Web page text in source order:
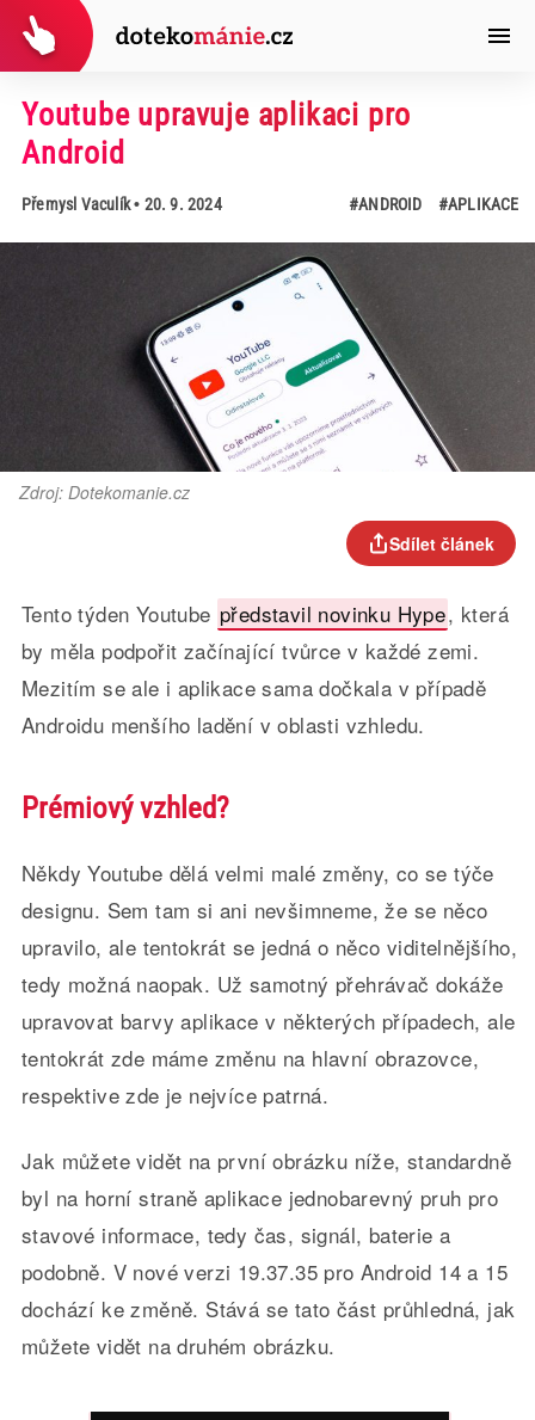
Youtube upravuje aplikaci pro
Android
Přemysl Vaculík• 20. 9. 2024 #ANDROID #APLIKACE
Zdroj: Dotekomanie.cz
Sdílet článek
Tento týden Youtube představil novinku Hype, která
by měla podpořit začínající tvůrce v každé zemi.
Mezitím se ale i aplikace sama dočkala v případě
Androidu menšího ladění v oblasti vzhledu.
Prémiový vzhled?
Někdy Youtube dělá velmi malé změny, co se týče
designu. Sem tam si ani nevšimneme, že se něco
upravilo, ale tentokrát se jedná o něco viditelnějšího,
tedy možná naopak. Už samotný přehrávač dokáže
upravovat barvy aplikace v některých případech, ale
tentokrát zde máme změnu na hlavní obrazovce,
respektive zde je nejvíce patrná.
Jak můžete vidět na první obrázku níže, standardně
byl na horní straně aplikace jednobarevný pruh pro
stavové informace, tedy čas, signál, baterie a
podobně. V nové verzi 19.37.35 pro Android 14 a 15
dochází ke změně. Stává se tato část průhledná, jak
můžete vidět na druhém obrázku.